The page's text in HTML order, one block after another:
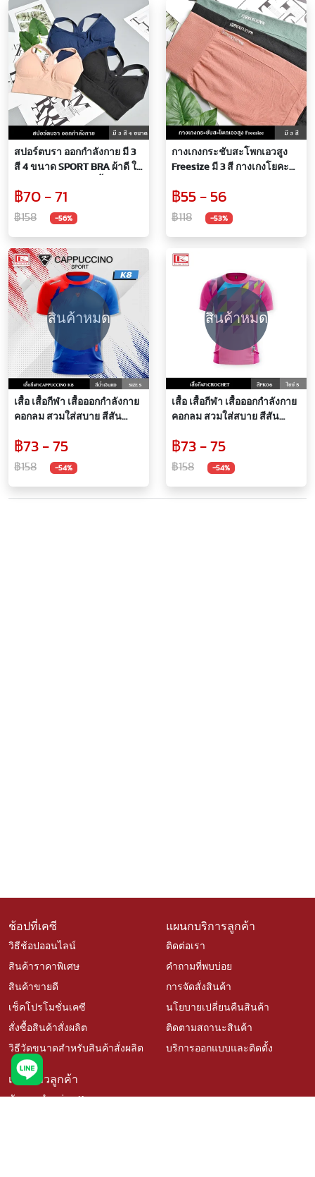
มั่นใจในทุกกิจกรรม
สปอร์ตบรา ออกกำลังกาย มี 3
สี 4 ขนาด SPORT BRA ผ้าดี ใส่
พอร์ท ตะขอหลังปรับระดับ เนื้อ
ผ้านิ่ม รองรับน้ำหนักของ
หน้าอก ทำให้มีความคล่องตัว
฿70 - 71
฿158 -56%
กางเกงกระชับสะโพกเอวสูง
Freesize มี 3 สี กางเกงโยคะ
นิ่มใส่สบาย กระชับทุกสัดส่วน
ปกปิดหน้าท้อง
฿55 - 56
฿118 -53%
สินค้าหมด
เสื้อ เสื้อกีฬา เสื้อออกกำลังกาย
คอกลม สวมใส่สบาย สีสัน
เหงื่อ CAUPPUCINO SPORTS
฿73 - 75
฿158 -54%
สินค้าหมด
เสื้อ เสื้อกีฬา เสื้อออกกำลังกาย
คอกลม สวมใส่สบาย สีสัน
เหงื่อ CROCHET
฿73 - 75
฿158 -54%
ช้อปที่เคซี
วิธีช้อปออนไลน์
สินค้าราคาพิเศษ
สินค้าขายดี
เช็คโปรโมชั่นเคซี
สั่งซื้อสินค้าสั่งผลิต
วิธีวัดขนาดสำหรับสินค้าสั่งผลิต
แผนกบริการลูกค้า
ติดต่อเรา
คำถามที่พบบ่อย
การจัดสั่งสินค้า
นโยบายเปลี่ยนคืนสินค้า
ติดตามสถานะสินค้า
บริการออกแบบและติดตั้ง
เรื่องราวลูกค้า
ตัวแทนจำหน่าย Kacee